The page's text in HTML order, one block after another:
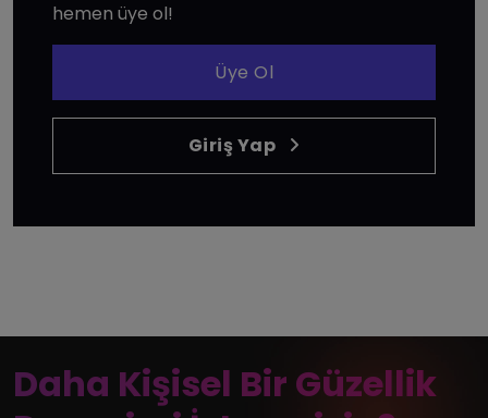
hemen üye ol!
Üye Ol
Giriş Yap
Daha Kişisel Bir Güzellik